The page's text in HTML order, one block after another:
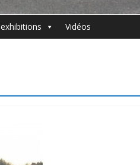
exhibitions Vidéos